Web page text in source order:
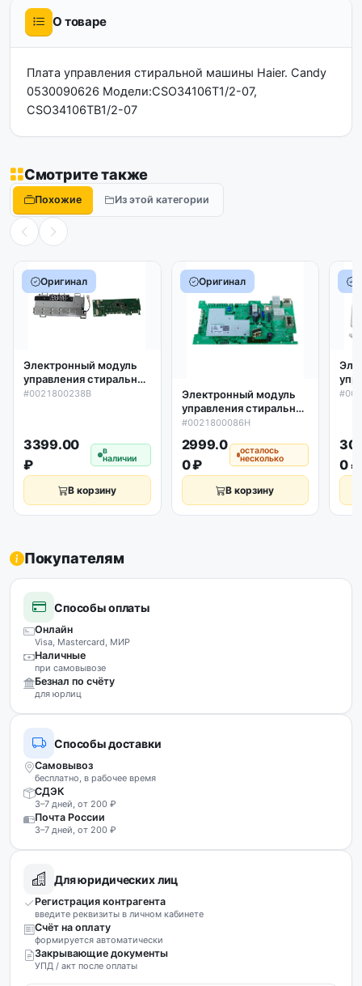
О товаре
Плата управления стиральной машины Haier. Candy
0530090626 Модели:CSO34106T1/2-07,
CSO34106TB1/2-07
Смотрите также
Похожие Из этой категории
Оригинал
Электронный модуль
управления стиральной
машины Haier
#0021800238B
3399.00
₽
в
наличии
В корзину
Оригинал
Электронный модуль
управления стиральной
машины Haier
оригинал
#0021800086H
2999.0
0 ₽
осталось
несколько
В корзину
0 ₽
Покупателям
Способы оплаты
Онлайн
Visa, Mastercard, МИР
Наличные
при самовывозе
Безнал по счёту
для юрлиц
Способы доставки
Самовывоз
бесплатно, в рабочее время
СДЭК
3–7 дней, от 200 ₽
Почта России
3–7 дней, от 200 ₽
Для юридических лиц
Регистрация контрагента
введите реквизиты в личном кабинете
Счёт на оплату
формируется автоматически
Закрывающие документы
УПД / акт после оплаты